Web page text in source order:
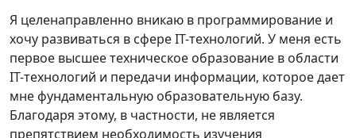
Я целенаправленно вникаю в программирование и
хочу развиваться в сфере IT-технологий. У меня есть
первое высшее техническое образование в области
IT-технологий и передачи информации, которое дает
мне фундаментальную образовательную базу.
Благодаря этому, в частности, не является
препятствием необходимость изучения